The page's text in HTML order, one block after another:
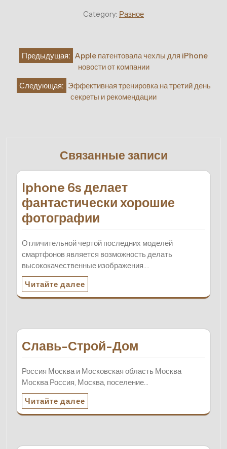
Category: Разное
Навигация
по
записям
Предыдущая: Apple патентовала чехлы для iPhone
новости от компании
Следующая: Эффективная тренировка на третий день
секреты и рекомендации
Связанные записи
Iphone 6s делает
фантастически хорошие
фотографии
Отличительной чертой последних моделей
смартфонов является возможность делать
высококачественные изображения.…
Читайте далее
Славь-Строй-Дом
Россия Москва и Московская область Москва
Москва Россия, Москва, поселение…
Читайте далее